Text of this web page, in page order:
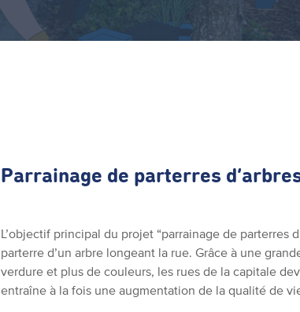
Parrainage de parterres
L’objectif principal du projet “parrainage de parterres
parterre d’un arbre longeant la rue. Grâce à une
verdure et plus de couleurs, les rues de la capitale
entraîne à la fois une augmentation de la qualité de